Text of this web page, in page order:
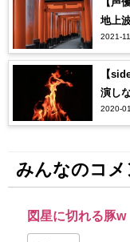
地上
2021-
【
演し
2020-
みんなのコメ
図星に切れる豚w